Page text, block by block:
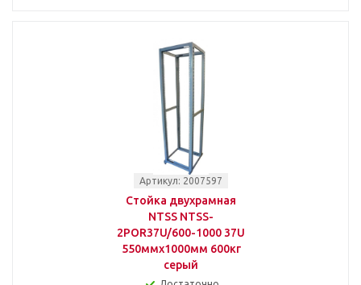
Артикул: 2007597
Стойка двухрамная
NTSS NTSS-
2POR37U/600-1000 37U
550ммx1000мм 600кг
серый